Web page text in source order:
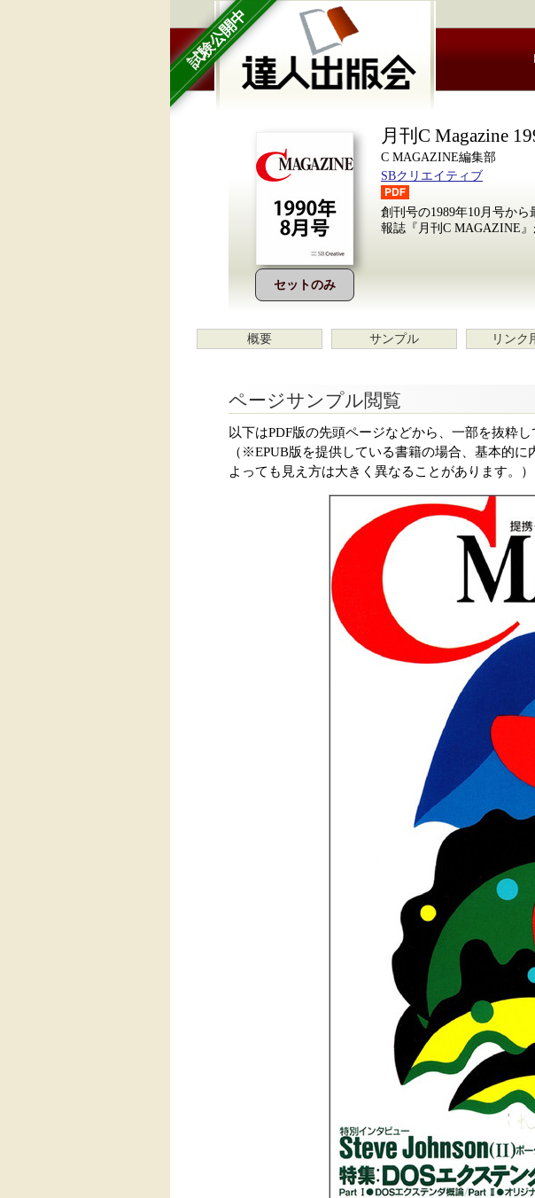
試験公開中
セットのみ
月刊C Magazine
C MAGAZINE編集部
SBクリエイティブ
創刊号の1989年10月号か
報誌『月刊C MAGAZINE
概要 サンプル リンク
ページサンプル閲覧
以下はPDF版の先頭ページなどから、一部を抜粋し
（※EPUB版を提供している書籍の場合、基本的
よっても見え方は大きく異なることがあります。）